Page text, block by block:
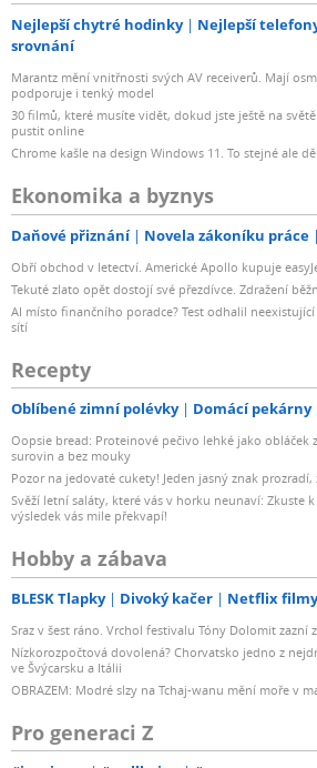
Nejlepší chytré hodinky Nejlepší
srovnání
Marantz mění vnitřnosti svých AV receiverů. Mají
podporuje i tenký model
30 filmů, které musíte vidět, dokud jste ještě na
pustit online
Chrome kašle na design Windows 11. To stejné ale
Ekonomika a byznys
Daňové přiznání Novela zákoníku práce
Obří obchod v letectví. Americké Apollo kupuje
Tekuté zlato opět dostojí své přezdívce. Zdražení
AI místo finančního poradce? Test odhalil
sítí
Recepty
Oblíbené zimní polévky Domácí pekárny
Oopsie bread: Proteinové pečivo lehké jako obláček
surovin a bez mouky
Pozor na jedovaté cukety! Jeden jasný znak
Svěží letní saláty, které vás v horku neunaví: Zkuste
výsledek vás mile překvapí!
Hobby a zábava
BLESK Tlapky Divoký kačer Netflix
Sraz v šest ráno. Vrchol festivalu Tóny Dolomit zazní
Nízkorozpočtová dovolená? Chorvatsko jedno z
ve Švýcarsku a Itálii
OBRAZEM: Modré slzy na Tchaj-wanu mění moře v
Pro generaci Z